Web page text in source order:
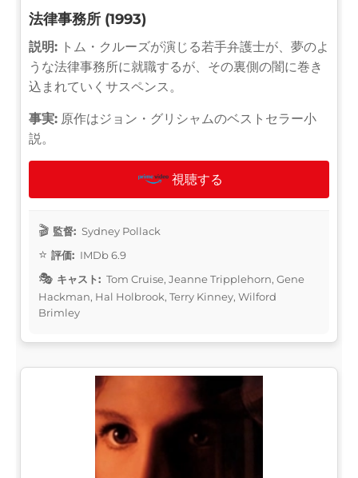
法律事務所 (1993)
説明: トム・クルーズが演じる若手弁護士が、夢のよ
うな法律事務所に就職するが、その裏側の闇に巻き
込まれていくサスペンス。
事実: 原作はジョン・グリシャムのベストセラー小
説。
視聴する
監督: Sydney Pollack
評価: IMDb 6.9
キャスト: Tom Cruise, Jeanne Tripplehorn, Gene
Hackman, Hal Holbrook, Terry Kinney, Wilford
Brimley